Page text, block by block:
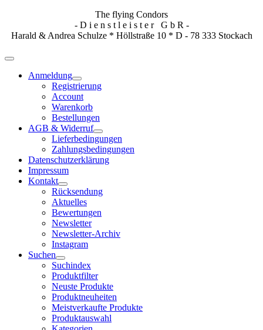
The flying Condors
- D i e n s t l e i s t e r G b R -
Harald & Andrea Schulze * Höllstraße 10 * D - 78 333 Stockach
Anmeldung
Registrierung
Account
Warenkorb
Bestellungen
AGB & Widerruf
Lieferbedingungen
Zahlungsbedingungen
Datenschutzerklärung
Impressum
Kontakt
Rücksendung
Aktuelles
Bewertungen
Newsletter
Newsletter-Archiv
Instagram
Suchen
Suchindex
Produktfilter
Neuste Produkte
Produktneuheiten
Meistverkaufte Produkte
Produktauswahl